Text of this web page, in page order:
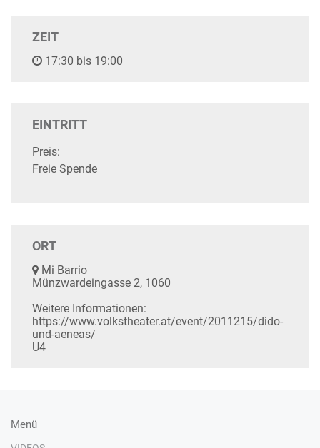
ZEIT
17:30 bis 19:00
EINTRITT
Preis:
Freie Spende
ORT
Mi Barrio
Münzwardeingasse 2, 1060
Weitere Informationen:
https://www.volkstheater.at/event/2011215/dido-
und-aeneas/
U4
Menü